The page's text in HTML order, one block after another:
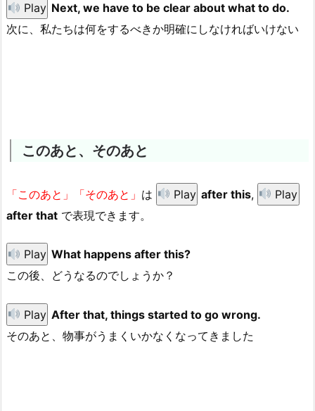
Play Next, we have to be clear about what to do.
次に、私たちは何をするべきか明確にしなければいけない
このあと、そのあと
「このあと」「そのあと」 は Play after this,
Play
after that で表現できます。
Play What happens after this?
この後、どうなるのでしょうか？
Play After that, things started to go wrong.
そのあと、物事がうまくいかなくなってきました